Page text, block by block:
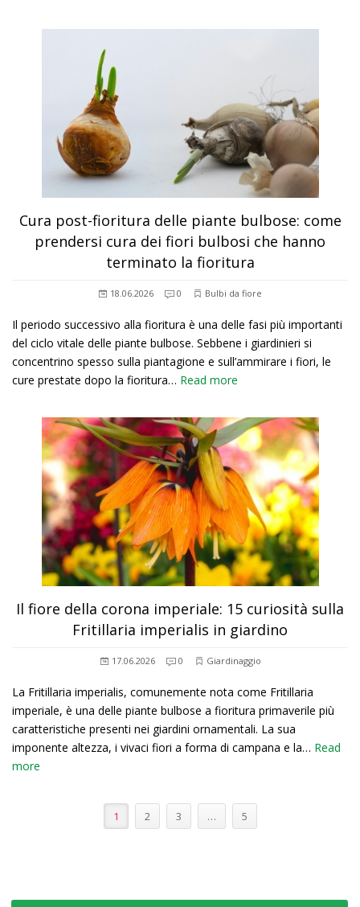
Cura post-fioritura delle piante bulbose: come
prendersi cura dei fiori bulbosi che hanno
terminato la fioritura
18.06.2026 0 Bulbi da fiore
Il periodo successivo alla fioritura è una delle fasi più importanti
del ciclo vitale delle piante bulbose. Sebbene i giardinieri si
concentrino spesso sulla piantagione e sull’ammirare i fiori, le
cure prestate dopo la fioritura… Read more
Il fiore della corona imperiale: 15 curiosità sulla
Fritillaria imperialis in giardino
17.06.2026 0 Giardinaggio
La Fritillaria imperialis, comunemente nota come Fritillaria
imperiale, è una delle piante bulbose a fioritura primaverile più
caratteristiche presenti nei giardini ornamentali. La sua
imponente altezza, i vivaci fiori a forma di campana e la… Read
more
1 2 3 … 5